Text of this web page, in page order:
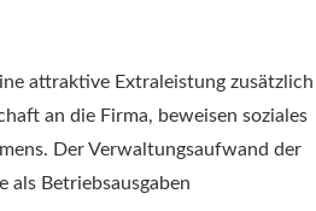
attraktive Extraleistung zusätzlich
an die Firma, beweisen soziales
Der Verwaltungsaufwand der
als Betriebsausgaben